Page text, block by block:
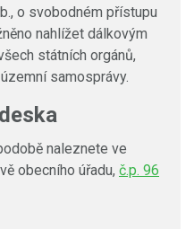
o svobodném přístupu
nahlížet dálkovým
státních orgánů,
samosprávy.
naleznete ve
obecního úřadu, č.p. 96